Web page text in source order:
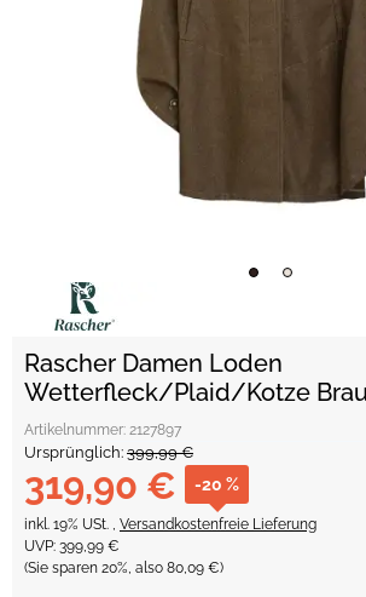
Rascher Damen Loden
Wetterfleck/Plaid/Kotze
Artikelnummer: 2127897
Ursprünglich: 399,99 €
319,90 € -20 %
inkl. 19% USt. , Versandkostenfreie Lieferung
UVP: 399,99 €
(Sie sparen 20%, also 80,09 €)